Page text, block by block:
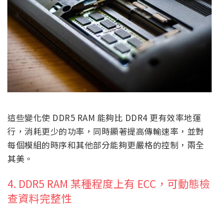
這些變化使 DDR5 RAM 能夠比 DDR4 更有效率地運
行，消耗更少的功率，同時顯著提高傳輸速率，並對
每個模組的時序和其他部分能夠更嚴格的控制，兩全
其美。
4. DDR5 RAM 某種程度上有 ECC，可動態檢
查資料完整性